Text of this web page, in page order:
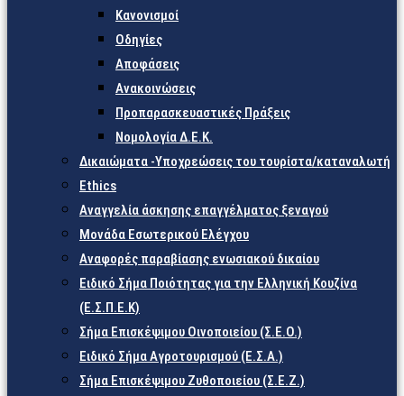
Κανονισμοί
Οδηγίες
Αποφάσεις
Ανακοινώσεις
Προπαρασκευαστικές Πράξεις
Νομολογία Δ.Ε.Κ.
Δικαιώματα -Υποχρεώσεις του τουρίστα/καταναλωτή
Ethics
Αναγγελία άσκησης επαγγέλματος ξεναγού
Μονάδα Εσωτερικού Ελέγχου
Αναφορές παραβίασης ενωσιακού δικαίου
Ειδικό Σήμα Ποιότητας για την Ελληνική Κουζίνα
(Ε.Σ.Π.Ε.Κ)
Σήμα Επισκέψιμου Οινοποιείου (Σ.Ε.Ο.)
Ειδικό Σήμα Αγροτουρισμού (Ε.Σ.Α.)
Σήμα Επισκέψιμου Ζυθοποιείου (Σ.Ε.Ζ.)